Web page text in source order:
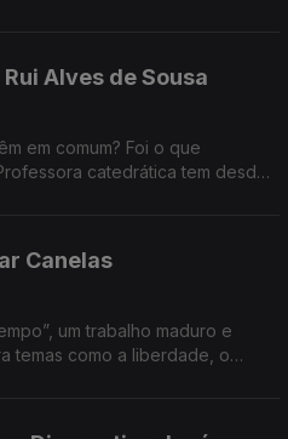
Alves de Sousa
em comum? Foi o que
catedrática tem desde
Canelas
um trabalho maduro e
temas como a liberdade, o